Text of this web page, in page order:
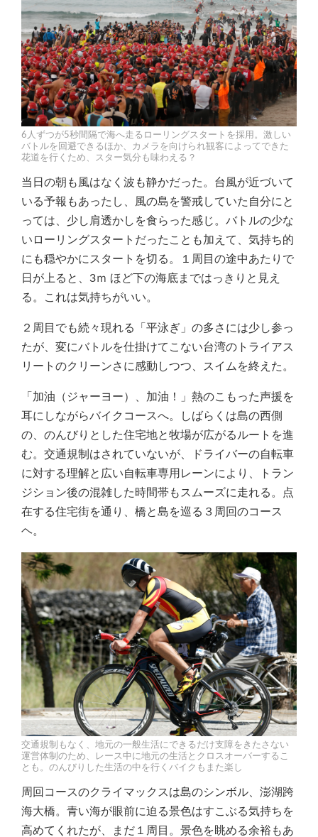
6人ずつが5秒間隔で海へ走るローリングスタートを採用。激しい
バトルを回避できるほか、カメラを向けられ観客によってできた
花道を行くため、スター気分も味わえる？
当日の朝も風はなく波も静かだった。台風が近づいて
いる予報もあったし、風の島を警戒していた自分にと
っては、少し肩透かしを食らった感じ。バトルの少な
いローリングスタートだったことも加えて、気持ち的
にも穏やかにスタートを切る。１周目の途中あたりで
日が上ると、3ｍ ほど下の海底まではっきりと見え
る。これは気持ちがいい。
２周目でも続々現れる「平泳ぎ」の多さには少し参っ
たが、変にバトルを仕掛けてこない台湾のトライアス
リートのクリーンさに感動しつつ、スイムを終えた。
「加油（ジャーヨー）、加油！」熱のこもった声援を
耳にしながらバイクコースへ。しばらくは島の西側
の、のんびりとした住宅地と牧場が広がるルートを進
む。交通規制はされていないが、ドライバーの自転車
に対する理解と広い自転車専用レーンにより、トラン
ジション後の混雑した時間帯もスムーズに走れる。点
在する住宅街を通り、橋と島を巡る３周回のコース
ヘ。
交通規制もなく、地元の一般生活にできるだけ支障をきたさない
運営体制のため、レース中に地元の生活とクロスオーバーするこ
とも。のんびりした生活の中を行くバイクもまた楽し
周回コースのクライマックスは島のシンボル、澎湖跨
海大橋。青い海が眼前に迫る景色はすこぶる気持ちを
高めてくれたが、まだ１周目。景色を眺める余裕もあ